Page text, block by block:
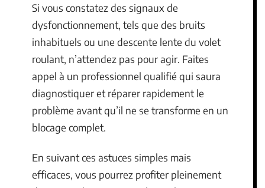
Si vous constatez des signaux de
dysfonctionnement, tels que des bruits
inhabituels ou une descente lente du volet
roulant, n’attendez pas pour agir. Faites
appel à un professionnel qualifié qui saura
diagnostiquer et réparer rapidement le
problème avant qu’il ne se transforme en un
blocage complet.
En suivant ces astuces simples mais
efficaces, vous pourrez profiter pleinement